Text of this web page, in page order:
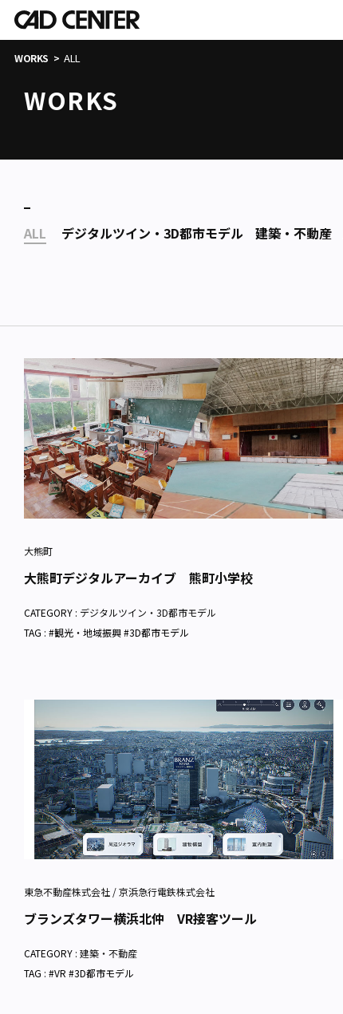
WORKS ALL
WORKS
ALL デジタルツイン・3D都市モデル 建築・不動産
大熊町
大熊町デジタルアーカイブ 熊町小学校
CATEGORY : デジタルツイン・3D都市モデル
TAG : #観光・地域振興 #3D都市モデル
東急不動産株式会社 / 京浜急行電鉄株式会社
ブランズタワー横浜北仲 VR接客ツール
CATEGORY : 建築・不動産
TAG : #VR #3D都市モデル